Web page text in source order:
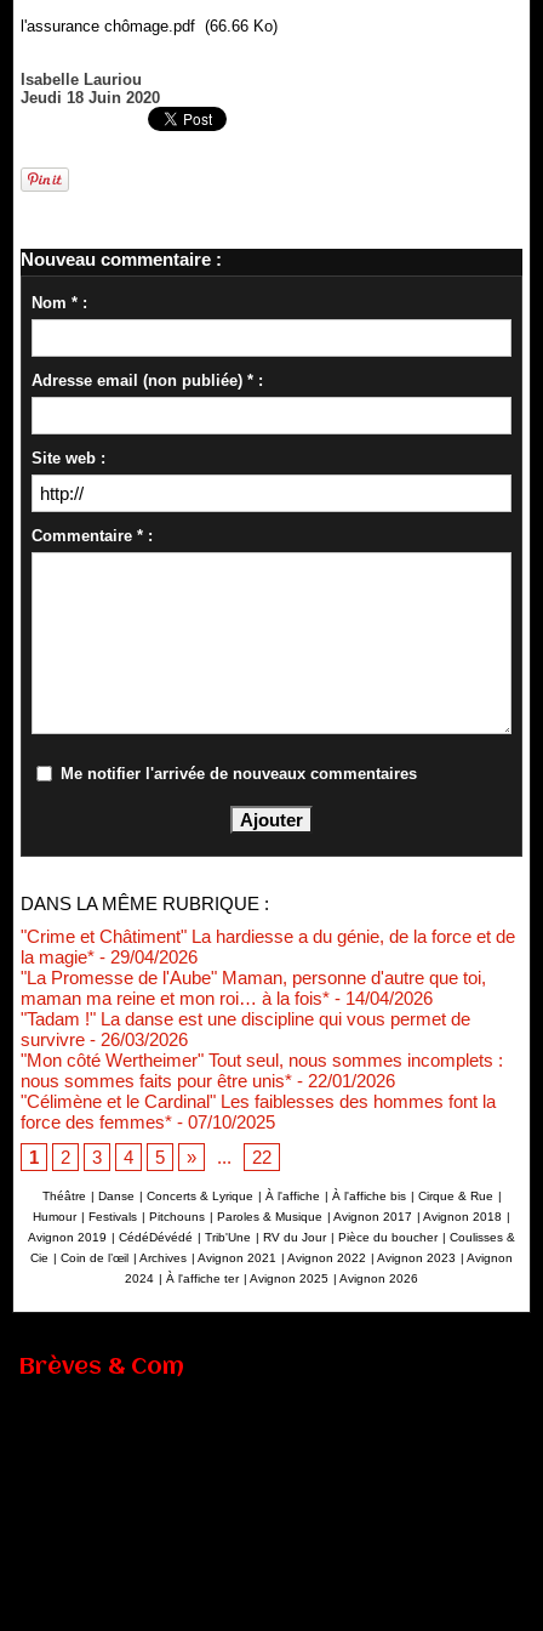
l'assurance chômage.pdf (66.66 Ko)
Isabelle Lauriou
Jeudi 18 Juin 2020
Nouveau commentaire :
Nom * :
Adresse email (non publiée) * :
Site web :
Commentaire * :
Me notifier l'arrivée de nouveaux commentaires
DANS LA MÊME RUBRIQUE :
"Crime et Châtiment" La hardiesse a du génie, de la force et de
la magie* - 29/04/2026
"La Promesse de l'Aube" Maman, personne d'autre que toi,
maman ma reine et mon roi… à la fois* - 14/04/2026
"Tadam !" La danse est une discipline qui vous permet de
survivre - 26/03/2026
"Mon côté Wertheimer" Tout seul, nous sommes incomplets :
nous sommes faits pour être unis* - 22/01/2026
"Célimène et le Cardinal" Les faiblesses des hommes font la
force des femmes* - 07/10/2025
1
2 3 4 5 » ... 22
Théâtre | Danse | Concerts & Lyrique | À l'affiche | À l'affiche bis | Cirque & Rue |
Humour | Festivals | Pitchouns | Paroles & Musique | Avignon 2017 | Avignon 2018 |
Avignon 2019 | CédéDévédé | Trib'Une | RV du Jour | Pièce du boucher | Coulisses &
Cie | Coin de l’œil | Archives | Avignon 2021 | Avignon 2022 | Avignon 2023 | Avignon
2024 | À l'affiche ter | Avignon 2025 | Avignon 2026
Brèves & Com